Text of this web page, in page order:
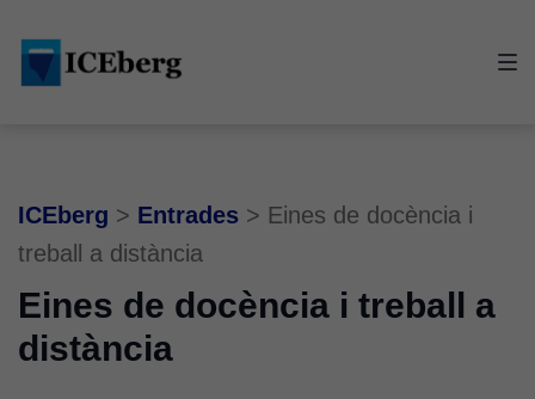
main
content
footer
ICEberg > Entrades > Eines de docència i
treball a distància
Eines de docència i treball a
distància